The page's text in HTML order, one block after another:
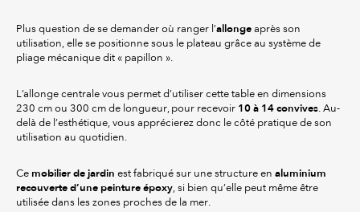
Plus question de se demander où ranger l’allonge après son
utilisation, elle se positionne sous le plateau grâce au système de
pliage mécanique dit « papillon ».
L’allonge centrale vous permet d’utiliser cette table en dimensions
230 cm ou 300 cm de longueur, pour recevoir 10 à 14 convives. Au-
delà de l’esthétique, vous apprécierez donc le côté pratique de son
utilisation au quotidien.
Ce mobilier de jardin est fabriqué sur une structure en aluminium
recouverte d’une peinture époxy, si bien qu’elle peut même être
utilisée dans les zones proches de la mer.